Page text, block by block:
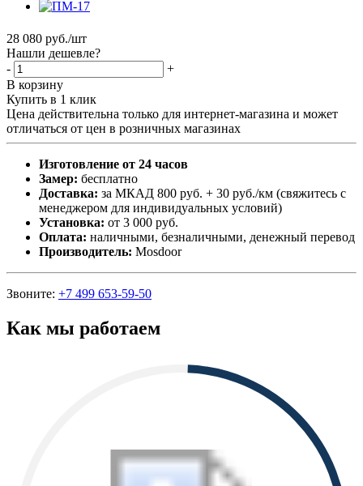
28 080 руб./шт
Нашли дешевле?
-
+
В корзину
Купить в 1 клик
Цена действительна только для интернет-магазина и может
отличаться от цен в розничных магазинах
Изготовление от 24 часов
Замер: бесплатно
Доставка: за МКАД 800 руб. + 30 руб./км (свяжитесь с
менеджером для индивидуальных условий)
Установка: от 3 000 руб.
Оплата: наличными, безналичными, денежный перевод
Производитель: Mosdoor
Звоните: +7 499 653-59-50
Как мы работаем